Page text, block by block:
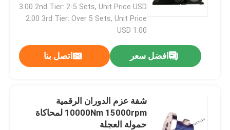
3.00 2nd Tier: 2-5 Sets, Unit Price USD
2.00 3rd Tier: Over 5 Sets, Unit Price
USD 1.00
افضل سعر اتصل بنا
شفة عزم الدوران الرقمية
10000Nm 15000rpm لمحاكاة
حمولة العجلة